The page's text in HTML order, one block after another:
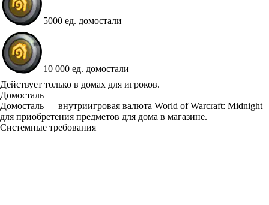
5000 ед. домостали
10 000 ед. домостали
Available actions
Действует только в домах для игроков.
Домосталь
Домосталь — внутриигровая валюта World of Warcraft: Midnight
для приобретения предметов для дома в магазине.
Системные требования